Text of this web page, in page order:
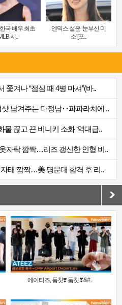
시..
엔믹스 설윤 ‘눈부신 미
소’[포..
쫓겨나 “점심 때 4병 마셔”(바..
남겨주는 다정남‥파파라치에 ..
끊고 끈 비니키 소화 ‘역대급..
자락 깜짝…리즈 갱신한 인형 비..
태 깜짝…美 명문대 합격 후 리..
에이티즈, 둠칫❣️ 둠칫❣&#..